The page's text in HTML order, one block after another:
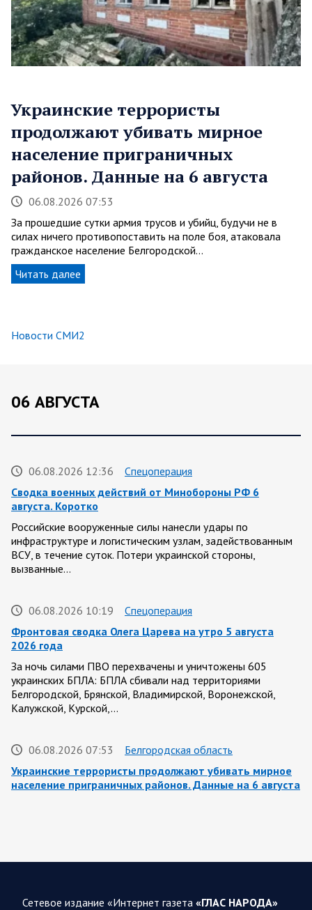
Украинские террористы
продолжают убивать мирное
население приграничных
районов. Данные на 6 августа
06.08.2026 07:53
За прошедшие сутки армия трусов и убийц, будучи не в
силах ничего противопоставить на поле боя, атаковала
гражданское население Белгородской…
Читать далее
Новости СМИ2
06 АВГУСТА
06.08.2026 12:36
Спецоперация
Сводка военных действий от Минобороны РФ 6
августа. Коротко
Российские вооруженные силы нанесли удары по
инфраструктуре и логистическим узлам, задействованным
ВСУ, в течение суток. Потери украинской стороны,
вызванные…
06.08.2026 10:19
Спецоперация
Фронтовая сводка Олега Царева на утро 5 августа
2026 года
За ночь силами ПВО перехвачены и уничтожены 605
украинских БПЛА: БПЛА сбивали над территориями
Белгородской, Брянской, Владимирской, Воронежской,
Калужской, Курской,…
06.08.2026 07:53
Белгородская область
Украинские террористы продолжают убивать мирное
население приграничных районов. Данные на 6 августа
Сводка на утро 6 августа 2026 года от Двух майоров
Сетевое издание «Интернет газета «ГЛАС НАРОДА»